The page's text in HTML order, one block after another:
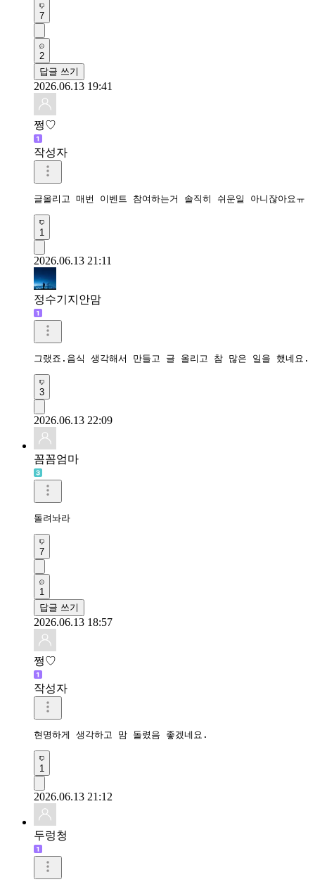
7
2
답글 쓰기
2026.06.13 19:41
쩡♡
작성자
글올리고 매번 이벤트 참여하는거 솔직히 쉬운일 아니잖아요ㅠ
1
2026.06.13 21:11
정수기지안맘
그랬죠.음식 생각해서 만들고 글 올리고 참 많은 일을 했네요.
3
2026.06.13 22:09
꼼꼼엄마
돌려놔라
7
1
답글 쓰기
2026.06.13 18:57
쩡♡
작성자
현명하게 생각하고 맘 돌렸음 좋겠네요.
1
2026.06.13 21:12
두렁청